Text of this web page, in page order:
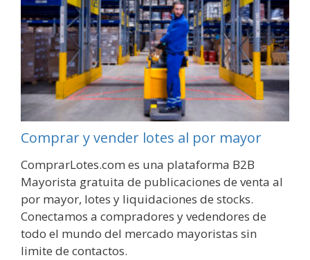
Comprar y vender lotes al por mayor
ComprarLotes.com es una plataforma B2B
Mayorista gratuita de publicaciones de venta al
por mayor, lotes y liquidaciones de stocks.
Conectamos a compradores y vedendores de
todo el mundo del mercado mayoristas sin
limite de contactos.